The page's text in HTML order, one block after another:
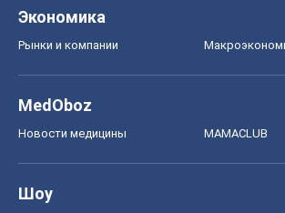
Экономика
Рынки и компании
MedOboz
Новости медицины MAMACLUB
Шоу